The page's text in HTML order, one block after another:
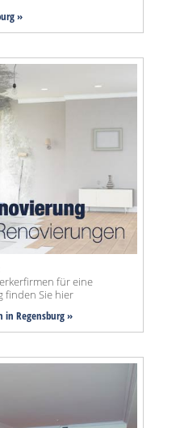
»
für eine
finden Sie hier
in Regensburg »